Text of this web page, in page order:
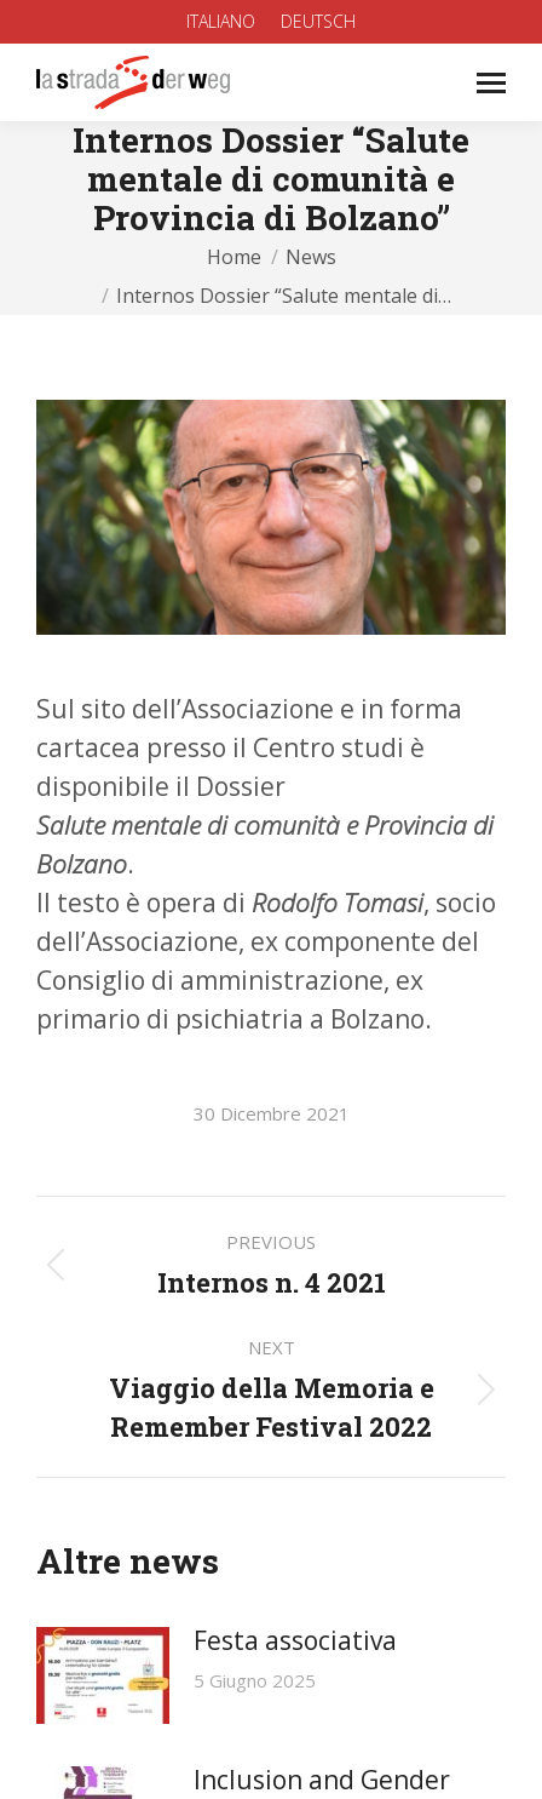
ITALIANO DEUTSCH
Internos Dossier “Salute
mentale di comunità e
Provincia di Bolzano”
Home
News
Internos Dossier “Salute mentale di…
Sul sito dell’Associazione e in forma
cartacea presso il Centro studi è
disponibile il Dossier
Salute mentale di comunità e Provincia di
Bolzano.
Il testo è opera di Rodolfo Tomasi, socio
dell’Associazione, ex componente del
Consiglio di amministrazione, ex
primario di psichiatria a Bolzano.
30 Dicembre 2021
navigation
PREVIOUS
Previous
Internos n. 4 2021
NEXT
Next
post:
Viaggio della Memoria e
Remember Festival 2022
Altre news
Festa associativa
5 Giugno 2025
Inclusion and Gender